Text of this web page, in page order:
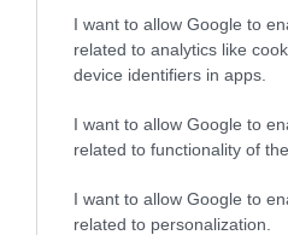
I want to allow Google to
related to analytics like
device identifiers in apps.
I want to allow Google to
related to functionality of
I want to allow Google to
related to personalization.
aki semmit sem értett az
hidegvérrel fejbe lőtte a
minden oldalról tüzeltek rájuk.
Franket és Bob Youngert a
az arcán találták el. Cole
visszavágtatott öccséért,
bravúr sem változtatott azon,